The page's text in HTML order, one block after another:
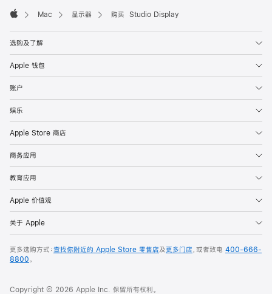
Mac 显示器 购买 Studio Display
选购及了解
Apple 钱包
账户
娱乐
Apple Store 商店
商务应用
教育应用
Apple 价值观
关于 Apple
更多选购方式：查找你附近的 Apple Store 零售店及更多门店，或者致电 400-666-
8800。
Copyright © 2026 Apple Inc. 保留所有权利。